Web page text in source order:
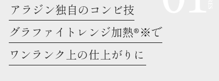
アラジン独自のコンビ技
グラファイトレンジ加熱®※で
ワンランク上の仕上がりに